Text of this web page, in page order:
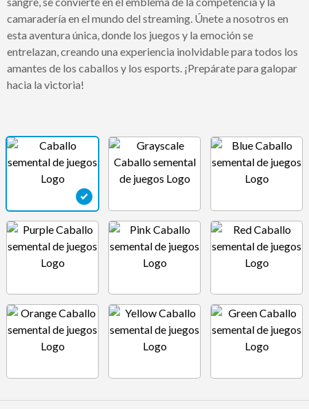
camaradería en el mundo del streaming. Únete a nosotros en
esta aventura única, donde los juegos y la emoción se
entrelazan, creando una experiencia inolvidable para todos los
amantes de los caballos y los esports. ¡Prepárate para galopar
hacia la victoria!